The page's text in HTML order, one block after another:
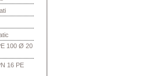
100 Ø 20
16 PE